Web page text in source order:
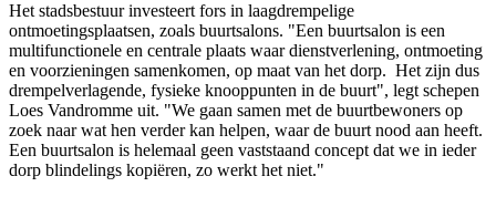
Het stadsbestuur investeert fors in laagdrempelige
ontmoetingsplaatsen, zoals buurtsalons. "Een buurtsalon is een
multifunctionele en centrale plaats waar dienstverlening, ontmoeting
en voorzieningen samenkomen, op maat van het dorp. Het zijn dus
drempelverlagende, fysieke knooppunten in de buurt", legt schepen
Loes Vandromme uit. "We gaan samen met de buurtbewoners op
zoek naar wat hen verder kan helpen, waar de buurt nood aan heeft.
Een buurtsalon is helemaal geen vaststaand concept dat we in ieder
dorp blindelings kopiëren, zo werkt het niet."